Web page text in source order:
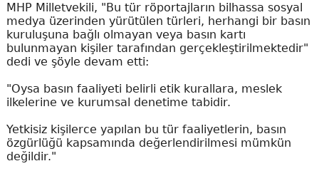
MHP Milletvekili, "Bu tür röportajların bilhassa sosyal
medya üzerinden yürütülen türleri, herhangi bir basın
kuruluşuna bağlı olmayan veya basın kartı
bulunmayan kişiler tarafından gerçekleştirilmektedir"
dedi ve şöyle devam etti:
"Oysa basın faaliyeti belirli etik kurallara, meslek
ilkelerine ve kurumsal denetime tabidir.
Yetkisiz kişilerce yapılan bu tür faaliyetlerin, basın
özgürlüğü kapsamında değerlendirilmesi mümkün
değildir."